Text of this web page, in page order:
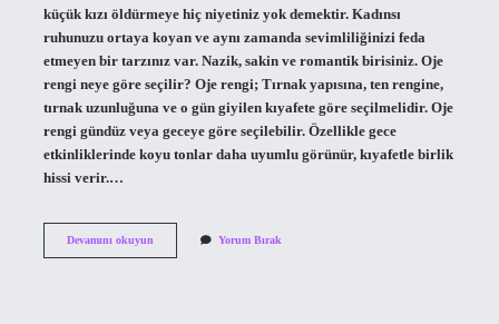
küçük kızı öldürmeye hiç niyetiniz yok demektir. Kadınsı
ruhunuzu ortaya koyan ve aynı zamanda sevimliliğinizi feda
etmeyen bir tarzınız var. Nazik, sakin ve romantik birisiniz. Oje
rengi neye göre seçilir? Oje rengi; Tırnak yapısına, ten rengine,
tırnak uzunluğuna ve o gün giyilen kıyafete göre seçilmelidir. Oje
rengi gündüz veya geceye göre seçilebilir. Özellikle gece
etkinliklerinde koyu tonlar daha uyumlu görünür, kıyafetle birlik
hissi verir.…
Devamını okuyunPembe
Yorum Bırak